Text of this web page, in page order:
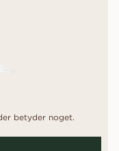
betyder noget.